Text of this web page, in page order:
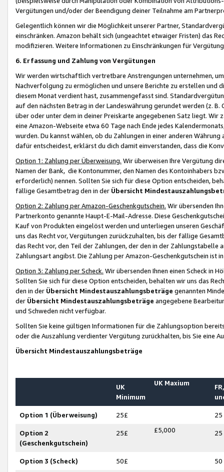
Vergütungen und/oder der Beendigung deiner Teilnahme am
Gelegentlich können wir die Möglichkeit unserer Partner,
einschränken. Amazon behält sich (ungeachtet etwaiger Fristen) das
modifizieren. Weitere Informationen zu Einschränkungen für
6. Erfassung und Zahlung von Vergütungen
Wir werden wirtschaftlich vertretbare Anstrengungen unternehmen,
Nachverfolgung zu ermöglichen und unsere Berichte zu erstellen und
diesem Monat verdient hast, zusammengefasst sind.
auf den nächsten Betrag in der Landeswährung gerundet werden (z.
über oder unter dem in deiner Preiskarte angegebenen Satz liegt.
eine Amazon-Webseite etwa 60 Tage nach Ende jedes
wurden. Du kannst wählen, ob du Zahlungen in einer anderen
dafür entscheidest, erklärst du dich damit einverstanden, dass die
Option 1: Zahlung per Überweisung. Wir überweisen Ihre Vergütung
Namen der Bank, die Kontonummer, den Namen des Kontoinhabers
erforderlich) nennen. Sollten Sie sich für diese Option entscheiden,
fällige Gesamtbetrag den in der Übersicht
Option 2: Zahlung per Amazon-Geschenkgutschein. Wir übersenden
Partnerkonto genannte Haupt-E-Mail-Adresse. Diese
Kauf von Produkten eingelöst werden und unterliegen unseren
uns das Recht vor, Vergütungen zurückzuhalten, bis der fällige
das Recht vor, den Teil der Zahlungen, der den in der
Zahlungsart angibst. Die Zahlung per Amazon-Geschenkgutschein ist
Option 3: Zahlung per Scheck. Wir übersenden Ihnen einen Scheck in
Sollten Sie sich für diese Option entscheiden, behalten wir uns das
den in der Übersicht Mindestauszahlungsbeträge genannten
der Übersicht Mindestauszahlungsbeträge angegebene
und Schweden nicht verfügbar.
Sollten Sie keine gültigen Informationen für die Zahlungsoption
oder die Auszahlung verdienter Vergütung zurückhalten, bis Sie
Übersicht Mindestauszahlungsbeträge
UK
Minimum
UK Maxium
Option 1 (Überweisung) 25£ 25
Option 2
(Geschenkgutschein)
25£ £5,000 25
Option 3 (Scheck) 50£ 50